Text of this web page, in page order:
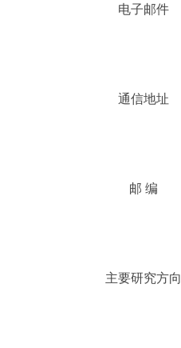
电子邮件
通信地址
邮 编
主要研究方向